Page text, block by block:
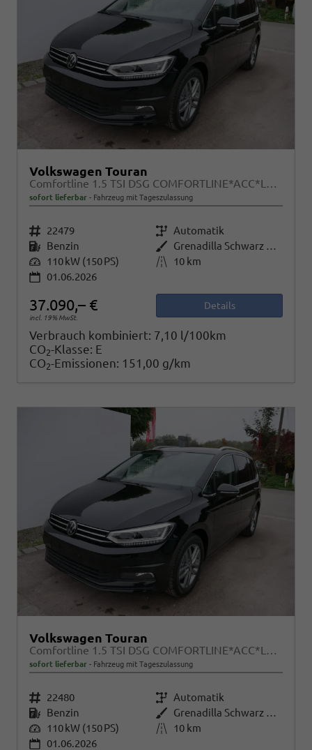
Volkswagen Touran
Comfortline 1.5 TSI DSG COMFORTLINE*ACC*LED*PDC*KAMERA*NAVI*SHZ* 7-SITZER 17-ZOLL
sofort lieferbar Fahrzeug mit Tageszulassung
Fahrzeugnr. 22479 Getriebe Automatik
Kraftstoff Benzin Außenfarbe
Grenadilla Schwarz Metallic
Leistung 110 kW (150 PS) Kilometerstand
10 km
01.06.2026
37.090,– €
incl. 19% MwSt.
Details
Verbrauch kombiniert: 7,10 l/100km
CO2-Klasse: E
CO2-Emissionen: 151,00 g/km
Volkswagen Touran
Comfortline 1.5 TSI DSG COMFORTLINE*ACC*LED*PDC*KAMERA*NAVI*SHZ* 7-SITZER 17-ZOLL
sofort lieferbar Fahrzeug mit Tageszulassung
Fahrzeugnr. 22480 Getriebe Automatik
Kraftstoff Benzin Außenfarbe
Grenadilla Schwarz Metallic
Leistung 110 kW (150 PS) Kilometerstand
10 km
01.06.2026